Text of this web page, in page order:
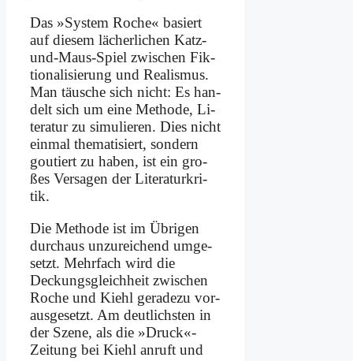
Das »Sy­stem Ro­che« ba­siert
auf die­sem lä­cher­li­chen Katz-
und-Maus-Spiel zwi­schen Fik­
tio­na­li­sie­rung und Rea­lis­mus.
Man täu­sche sich nicht: Es han­
delt sich um ei­ne Me­tho­de, Li­
te­ra­tur zu si­mu­lie­ren. Dies nicht
ein­mal the­ma­ti­siert, son­dern
gou­tiert zu ha­ben, ist ein gro­
ßes Ver­sa­gen der Li­te­ra­tur­kri­
tik.
Die Me­tho­de ist im Üb­ri­gen
durch­aus un­zu­rei­chend um­ge­
setzt. Mehr­fach wird die
Deckungs­gleich­heit zwi­schen
Ro­che und Kiehl ge­ra­de­zu vor­
aus­ge­setzt. Am deut­lich­sten in
der Sze­ne, als die »Druck«-
Zeitung bei Kiehl an­ruft und